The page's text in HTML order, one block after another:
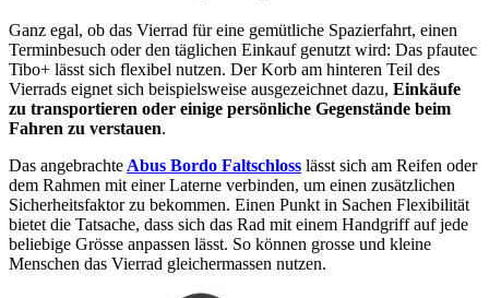
Ganz egal, ob das Vierrad für eine gemütliche Spazierfahrt, einen
Terminbesuch oder den täglichen Einkauf genutzt wird: Das pfautec
Tibo+ lässt sich flexibel nutzen. Der Korb am hinteren Teil des
Vierrads eignet sich beispielsweise ausgezeichnet dazu, Einkäufe
zu transportieren oder einige persönliche Gegenstände beim
Fahren zu verstauen.
Das angebrachte Abus Bordo Faltschloss lässt sich am Reifen oder
dem Rahmen mit einer Laterne verbinden, um einen zusätzlichen
Sicherheitsfaktor zu bekommen. Einen Punkt in Sachen Flexibilität
bietet die Tatsache, dass sich das Rad mit einem Handgriff auf jede
beliebige Grösse anpassen lässt. So können grosse und kleine
Menschen das Vierrad gleichermassen nutzen.